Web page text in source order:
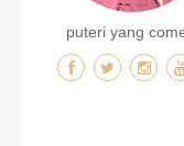
puteri yang